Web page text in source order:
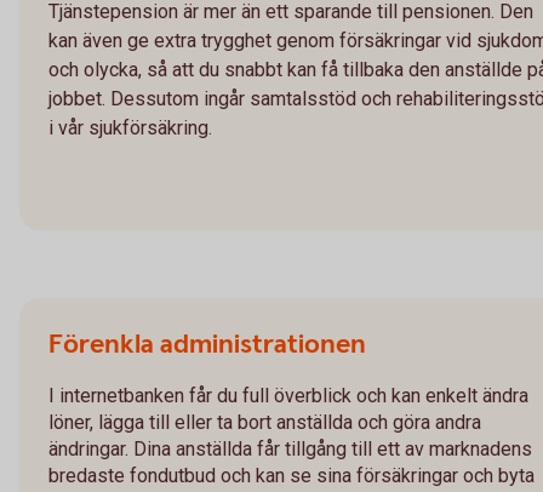
Tjänstepension är mer än ett sparande till pensionen. Den
kan även ge extra trygghet genom försäkringar vid
och olycka, så att du snabbt kan få tillbaka den anställde
jobbet. Dessutom ingår samtalsstöd och
i vår sjukförsäkring.
Förenkla administrationen
I internetbanken får du full överblick och kan enkelt ändra
löner, lägga till eller ta bort anställda och göra andra
ändringar. Dina anställda får tillgång till ett av marknadens
bredaste fondutbud och kan se sina försäkringar och byta